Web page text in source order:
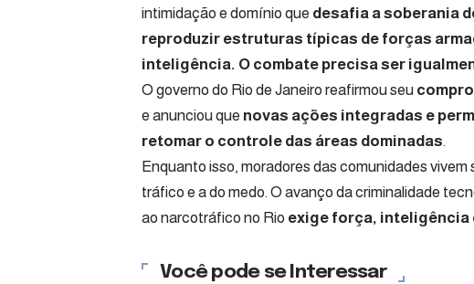
intimidação e domínio que desafia a soberania
reproduzir estruturas típicas de forças
inteligência. O combate precisa ser
O governo do Rio de Janeiro reafirmou seu
e anunciou que novas ações integradas e
retomar o controle das áreas dominadas.
Enquanto isso, moradores das comunidades vivem
tráfico e a do medo. O avanço da criminalidade
ao narcotráfico no Rio exige força,
Você pode se Interessar